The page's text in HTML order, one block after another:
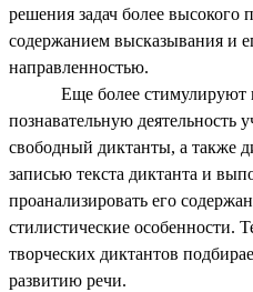
решения задач более высокого
содержанием высказывания и
направленностью.
Еще более стимулируют
познавательную деятельность
свободный диктанты, а также
записью текста диктанта и
проанализировать его
стилистические особенности.
творческих диктантов
развитию речи.